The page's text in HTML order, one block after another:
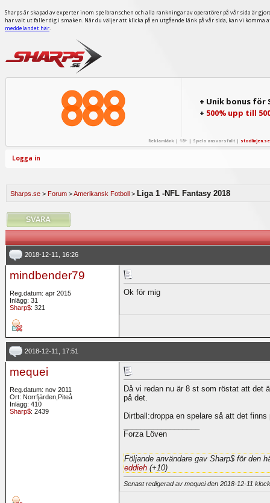
Sharps är skapad av experter inom spelbranschen och alla rankningar av operatörer på vår sida är
har valt ut faller dig i smaken. När du väljer att klicka på en utgående länk på vår sida, kan vi
meddelandet här.
+ Unik bonus för
+ 500% upp till
Reklamlänk | 18+ | Spela ansvarsfullt | stodlinjen.se
Logga in
Sharps.se > Forum >Amerikansk Fotboll > Liga 1 -NFL Fantasy 2018
2018-12-11, 16:26
mindbender79
Reg.datum: apr 2015
Inlägg: 31
Sharp$: 321
Ok för mig
2018-12-11, 17:51
mequei
Reg.datum: nov 2011
Ort: Norrfjärden,Piteå
Inlägg: 410
Sharp$: 2439
Då vi redan nu är 8 st som röstat att det
på det.
Dirtball:droppa en spelare så att det
Forza Löven
Följande användare gav Sharp$ för den
eddieh (+10)
Senast redigerad av mequei den 2018-12-11